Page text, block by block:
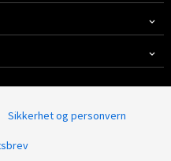
Sikkerhet og personvern